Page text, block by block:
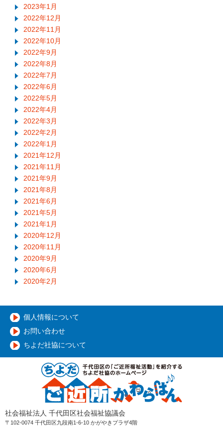
2023年1月
2022年12月
2022年11月
2022年10月
2022年9月
2022年8月
2022年7月
2022年6月
2022年5月
2022年4月
2022年3月
2022年2月
2022年1月
2021年12月
2021年11月
2021年9月
2021年8月
2021年6月
2021年5月
2021年1月
2020年12月
2020年11月
2020年9月
2020年6月
2020年2月
個人情報について
お問い合わせ
ちよだ社協について
社会福祉法人 千代田区社会福祉協議会
〒102-0074 千代田区九段南1-6-10 かがやきプラザ4階